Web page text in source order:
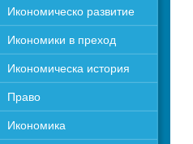
Икономическо развитие
Икономики в преход
Икономическа история
Право
Икономика